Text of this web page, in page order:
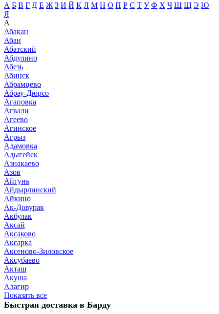
А Б В Г Д Е Ж З И Й К Л М Н О П Р С Т У Ф Х Ч Ш Щ Э Ю
Я
А
Абакан
Абан
Абатский
Абдулино
Абезь
Абинск
Абрамцево
Абрау-Дюрсо
Агаповка
Агвали
Агеево
Агинское
Агрыз
Адамовка
Адыгейск
Азнакаево
Азов
Айгунь
Айдырлинский
Айкино
Ак-Довурак
Акбулак
Аксай
Аксаково
Аксарка
Аксеново-Зиловское
Аксубаево
Акташ
Акуша
Алагир
Показать все
Быстрая доставка в Барду